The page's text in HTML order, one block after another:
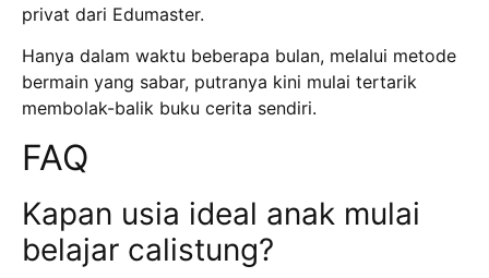
privat dari Edumaster.
Hanya dalam waktu beberapa bulan, melalui metode
bermain yang sabar, putranya kini mulai tertarik
membolak-balik buku cerita sendiri.
FAQ
Kapan usia ideal anak mulai
belajar calistung?